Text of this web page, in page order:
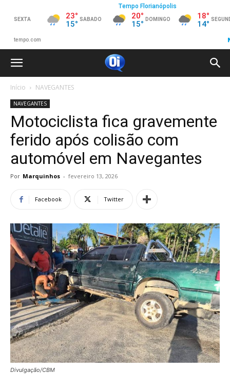
Início NAVEGANTES
NAVEGANTES
Motociclista fica gravemente
ferido após colisão com
automóvel em Navegantes
Por Marquinhos - fevereiro 13, 2026
Facebook Twitter
Divulgação/CBM